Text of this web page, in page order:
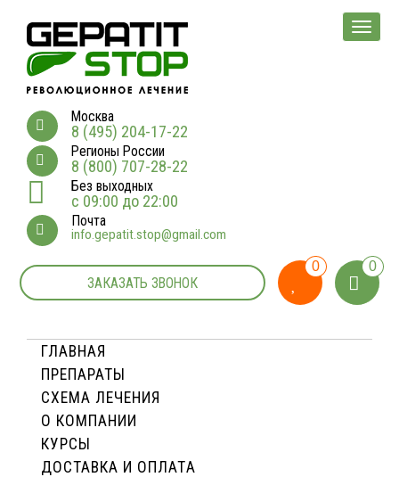
Москва
8 (495) 204-17-22
Регионы России
8 (800) 707-28-22
Без выходных
с 09:00 до 22:00
Почта
info.gepatit.stop@gmail.com
ЗАКАЗАТЬ ЗВОНОК
0 0
ГЛАВНАЯ
ПРЕПАРАТЫ
СХЕМА ЛЕЧЕНИЯ
О КОМПАНИИ
КУРСЫ
ДОСТАВКА И ОПЛАТA